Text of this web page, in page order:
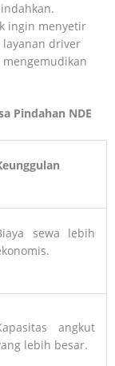
ingin menyetir
layanan driver
Pindahan NDE
sewa lebih
angkut
lebih besar.